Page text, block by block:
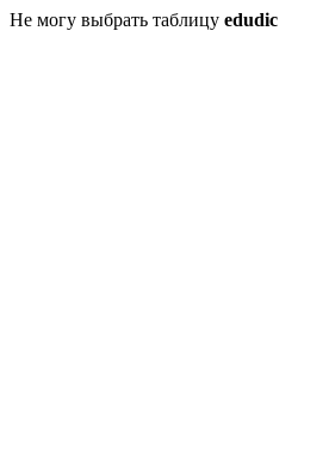
Не могу выбрать таблицу edudic